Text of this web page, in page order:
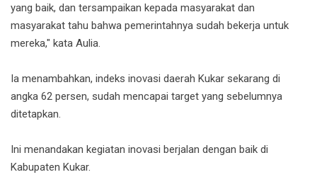
yang baik, dan tersampaikan kepada masyarakat dan
masyarakat tahu bahwa pemerintahnya sudah bekerja untuk
mereka," kata Aulia.
Ia menambahkan, indeks inovasi daerah Kukar sekarang di
angka 62 persen, sudah mencapai target yang sebelumnya
ditetapkan.
Ini menandakan kegiatan inovasi berjalan dengan baik di
Kabupaten Kukar.